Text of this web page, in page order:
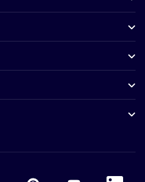
TwitterAccor PinterestAccor Youtube
Accor